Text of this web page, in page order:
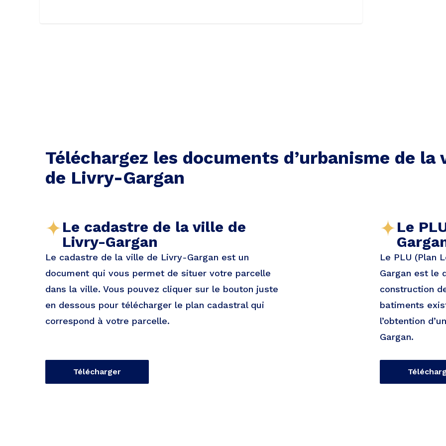
Téléchargez les documents d’urbanisme de la
de Livry-Gargan
Le cadastre de la ville de
Livry-Gargan
Le cadastre de la ville de Livry-Gargan est un
document qui vous permet de situer votre parcelle
dans la ville. Vous pouvez cliquer sur le bouton juste
en dessous pour télécharger le plan cadastral qui
correspond à votre parcelle.
Télécharger
Le
Le PLU (Plan
Gargan est le
construction
batiments
l’obtention
Gargan.